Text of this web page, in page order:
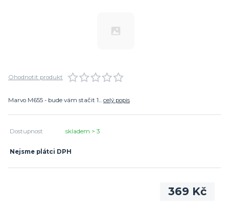
Ohodnotit produkt
Marvo M655 - bude vám stačit 1... celý popis
Dostupnost skladem > 3
Nejsme plátci DPH
369 Kč